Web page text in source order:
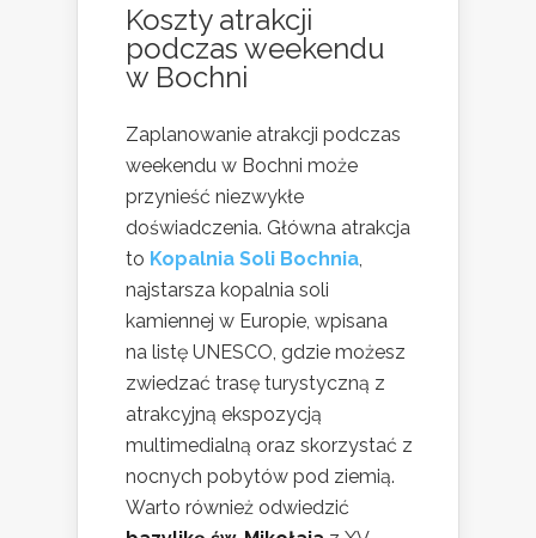
Koszty atrakcji
podczas weekendu
w Bochni
Zaplanowanie atrakcji podczas
weekendu w Bochni może
przynieść niezwykłe
doświadczenia. Główna atrakcja
to Kopalnia Soli Bochnia
najstarsza kopalnia soli
kamiennej w Europie, wpisana
na listę UNESCO, gdzie możesz
zwiedzać trasę turystyczną z
atrakcyjną ekspozycją
multimedialną oraz skorzystać z
nocnych pobytów pod ziemią.
Warto również odwiedzić